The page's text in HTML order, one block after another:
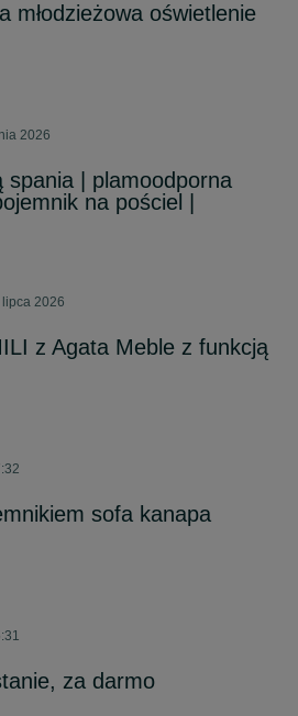
młodzieżowa oświetlenie
2026
spania | plamoodporna
na pościel |
lipca 2026
z Agata Meble z funkcją
sofa kanapa
za darmo